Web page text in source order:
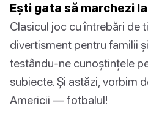
Ești gata să marchezi
Clasicul joc cu întrebări de
divertisment pentru familii
testându-ne cunoștințele
subiecte. Și astăzi, vorbim
Americii — fotbalul!